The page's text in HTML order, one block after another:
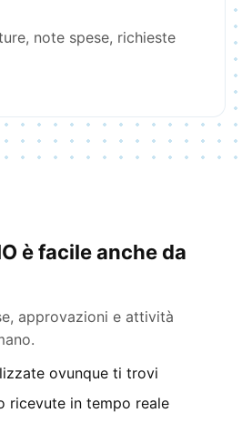
note spese, richieste
è facile anche da
approvazioni e attività
ovunque ti trovi
ricevute in tempo reale